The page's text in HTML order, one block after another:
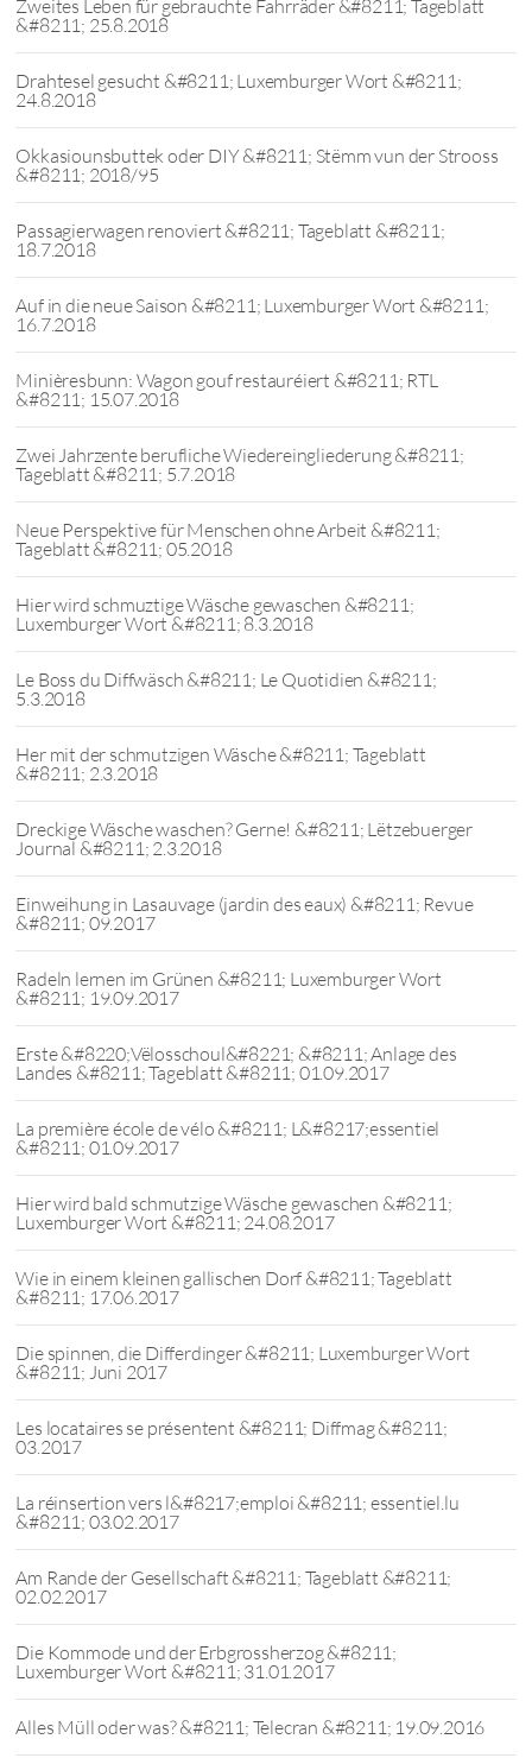
Zweites Leben für gebrauchte Fahrräder &#8211; Tageblatt
&#8211; 25.8.2018
Drahtesel gesucht &#8211; Luxemburger Wort &#8211;
24.8.2018
Okkasiounsbuttek oder DIY &#8211; Stëmm vun der Strooss
&#8211; 2018/95
Passagierwagen renoviert &#8211; Tageblatt &#8211;
18.7.2018
Auf in die neue Saison &#8211; Luxemburger Wort &#8211;
16.7.2018
Minièresbunn: Wagon gouf restauréiert &#8211; RTL
&#8211; 15.07.2018
Zwei Jahrzente berufliche Wiedereingliederung &#8211;
Tageblatt &#8211; 5.7.2018
Neue Perspektive für Menschen ohne Arbeit &#8211;
Tageblatt &#8211; 05.2018
Hier wird schmuztige Wäsche gewaschen &#8211;
Luxemburger Wort &#8211; 8.3.2018
Le Boss du Diffwäsch &#8211; Le Quotidien &#8211;
5.3.2018
Her mit der schmutzigen Wäsche &#8211; Tageblatt
&#8211; 2.3.2018
Dreckige Wäsche waschen? Gerne! &#8211; Lëtzebuerger
Journal &#8211; 2.3.2018
Einweihung in Lasauvage (jardin des eaux) &#8211; Revue
&#8211; 09.2017
Radeln lernen im Grünen &#8211; Luxemburger Wort
&#8211; 19.09.2017
Erste &#8220;Vëlosschoul&#8221; &#8211; Anlage des
Landes &#8211; Tageblatt &#8211; 01.09.2017
La première école de vélo &#8211; L&#8217;essentiel
&#8211; 01.09.2017
Hier wird bald schmutzige Wäsche gewaschen &#8211;
Luxemburger Wort &#8211; 24.08.2017
Wie in einem kleinen gallischen Dorf &#8211; Tageblatt
&#8211; 17.06.2017
Die spinnen, die Differdinger &#8211; Luxemburger Wort
&#8211; Juni 2017
Les locataires se présentent &#8211; Diffmag &#8211;
03.2017
La réinsertion vers l&#8217;emploi &#8211; essentiel.lu
&#8211; 03.02.2017
Am Rande der Gesellschaft &#8211; Tageblatt &#8211;
02.02.2017
Die Kommode und der Erbgrossherzog &#8211;
Luxemburger Wort &#8211; 31.01.2017
Alles Müll oder was? &#8211; Telecran &#8211; 19.09.2016